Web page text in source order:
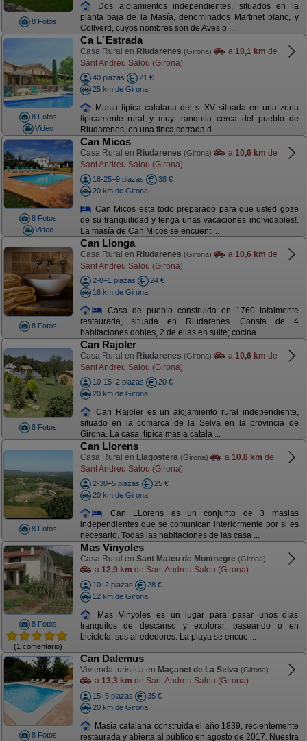
8 Fotos
Dos alojamientos independientes, situados en la
planta baja de la Masía, denominados Martinet blanc, y
Collverd, cuyos nombres son de Aves p ...
8 Fotos
Video
Ca L´Estrada
Casa Rural en Riudarenes (Girona) a 10,1 km de
Sant Andreu Salou (Girona)
40 plazas
21 €
25 km de Girona
Masía típica catalana del s. XV situada en una zona
típicamente rural y muy tranquila cerca del pueblo de
Riudarenes, en una finca cerrada d ...
8 Fotos
Video
Can Micos
Casa Rural en Riudarenes (Girona) a 10,6 km de
Sant Andreu Salou (Girona)
16-25+9 plazas
38 €
20 km de Girona
Can Micos esta todo preparado para que usted goze
de su tranquilidad y tenga unas vacaciones inolvidables!.
La masía de Can Micos se encuent ...
8 Fotos
Can Llonga
Casa Rural en Riudarenes (Girona) a 10,6 km de
Sant Andreu Salou (Girona)
2-8+1 plazas
24 €
16 km de Girona
Casa de pueblo construida en 1760 totalmente
restaurada, situada en Riudarenes. Consta de 4
habitaciones dobles, 2 de ellas en suite; cocina ...
8 Fotos
Can Rajoler
Casa Rural en Riudarenes (Girona) a 10,6 km de
Sant Andreu Salou (Girona)
10-15+2 plazas
20 €
20 km de Girona
Can Rajoler es un alojamiento rural independiente,
situado en la comarca de la Selva en la provincia de
Girona. La casa, típica masía catala ...
8 Fotos
Can Llorens
Casa Rural en Llagostera (Girona) a 10,8 km de
Sant Andreu Salou (Girona)
2-30+5 plazas
25 €
20 km de Girona
Can LLorens es un conjunto de 3 masias
independientes que se comunican interiormente por si es
necesario. Todas las habitaciones de las casa ...
8 Fotos
(1 comentario)
Mas Vinyoles
Casa Rural en Sant Mateu de Montnegre (Girona)
a 12,9 km de Sant Andreu Salou (Girona)
10+2 plazas
28 €
12 km de Girona
Mas Vinyoles es un lugar para pasar unos días
tranquilos de descanso y explorar, paseando o en
bicicleta, sus alrededores. La playa se encue ...
8 Fotos
Can Dalemus
Vivienda turística en Maçanet de La Selva (Girona)
a 13,3 km de Sant Andreu Salou (Girona)
15+5 plazas
35 €
20 km de Girona
Masía catalana construida el año 1839, recientemente
restaurada y abierta al público en agosto de 2017. Nuestra